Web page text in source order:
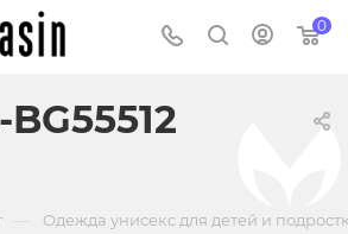
0
Одежда унисекс для детей и